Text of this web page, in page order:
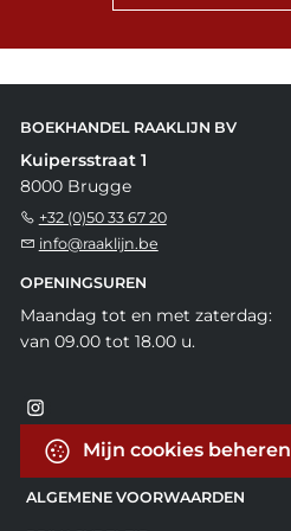
BOEKHANDEL RAAKLIJN BV
Kuipersstraat 1
8000 Brugge
+32 (0)50 33 67 20
info@raaklijn.be
OPENINGSUREN
Maandag tot en met zaterdag:
van 09.00 tot 18.00 u.
Mijn cookies beheren
ALGEMENE VOORWAARDEN